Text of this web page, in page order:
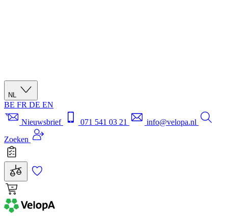
NL
BE FR DE EN
Nieuwsbrief
071 541 03 21
info@velopa.nl
Zoeken